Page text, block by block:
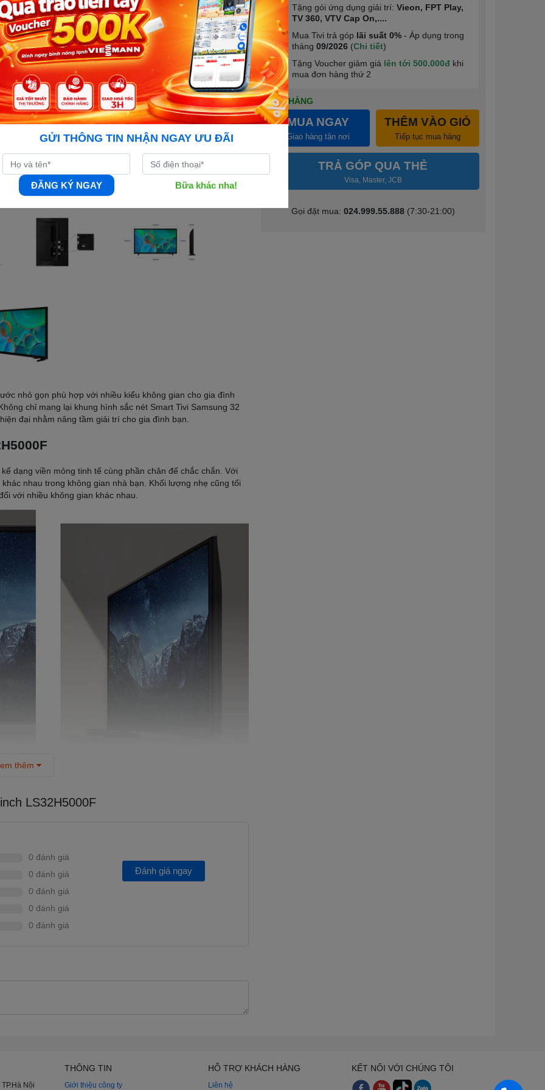
nhỏ gọn phù hợp với nhiều kiểu không gian cho gia đình
chỉ mang lại khung hình sắc nét Smart Tivi Samsung 32
đại nhằm nâng tầm giải trí cho gia đình bạn.
dạng viền mỏng tinh tế cùng phần chân đế chắc chắn. Với
nhau trong không gian nhà bạn. Khối lượng nhẹ cũng tối
với nhiều không gian khác nhau.
vì vậy, khi trải nghiệm Tivi Samsung, hình ảnh sẽ hiển
thêm
LS32H5000F
0 đánh giá
0 đánh giá
0 đánh giá
0 đánh giá
0 đánh giá
Đánh giá ngay
Tặng gói ứng dụng giải trí: Vieon, FPT Play,
TV 360, VTV Cap On,....
Mua Tivi trả góp lãi suất 0%- Áp dụng trong
tháng 09/2026(Chi tiết)
6
Tặng Voucher giảm giá lên tới 500.000đkhi
mua đơn hàng thứ 2
CÒN HÀNG
MUA NGAY
Giao hàng tận nơi
THÊM VÀO GIỎ
Tiếp tục mua hàng
TRẢ GÓP QUA THẺ
Visa, Master, JCB
Gọi đặt mua: 024.999.55.888(7:30-21:00)
Nội
THÔNG TIN
Giới thiệu công ty
HỖ TRỢ KHÁCH HÀNG
Liên hệ
KẾT NỐI VỚI CHÚNG TÔI
GỬI THÔNG TIN NHẬN NGAY ƯU ĐÃI
ĐĂNG KÝ NGAY Bữa khác nha!